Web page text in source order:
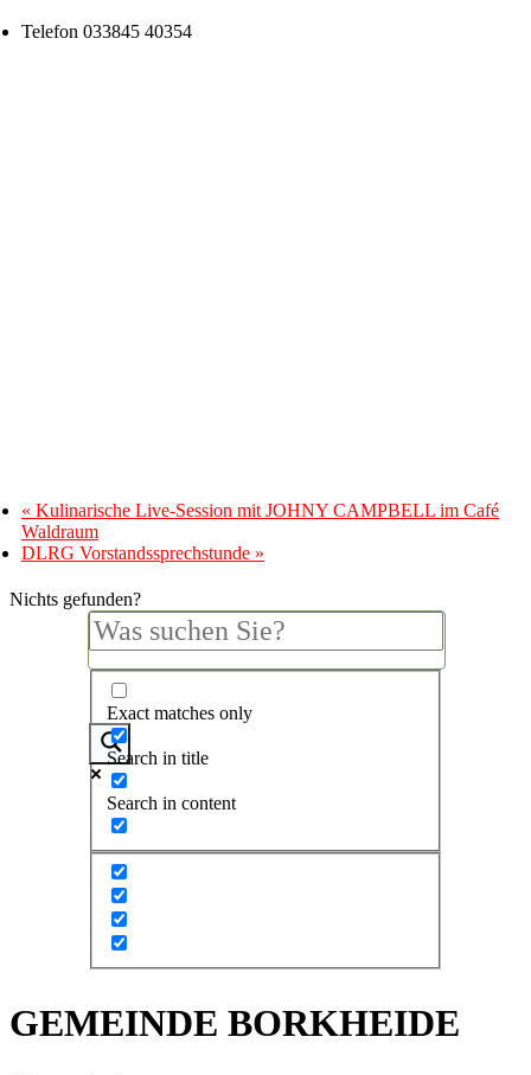
Telefon 033845 40354
« Kulinarische Live-Session mit JOHNY CAMPBELL im Café
Waldraum
DLRG Vorstandssprechstunde »
Nichts gefunden?
Exact matches only
Search in title
Search in content
GEMEINDE BORKHEIDE